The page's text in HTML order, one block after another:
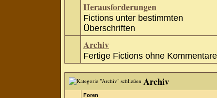
Herausforderungen
Fictions unter bestimmten
Überschriften
Archiv
Fertige Fictions ohne Kommentare
Archiv
Foren